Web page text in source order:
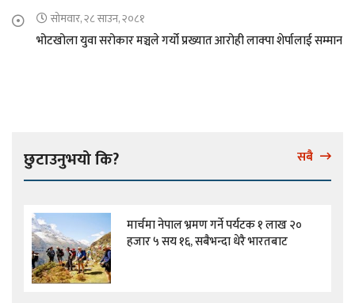
सोमवार, २८ साउन, २०८१
भोटखोला युवा सरोकार मञ्चले गर्यो प्रख्यात आरोही लाक्पा शेर्पालाई सम्मान
छुटाउनुभयो कि? सबै
मार्चमा नेपाल भ्रमण गर्ने पर्यटक १ लाख २०
हजार ५ सय १६, सबैभन्दा धेरै भारतबाट